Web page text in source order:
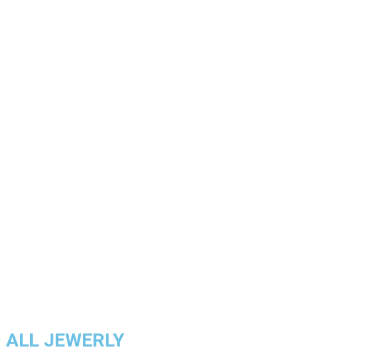
ALL JEWERLY